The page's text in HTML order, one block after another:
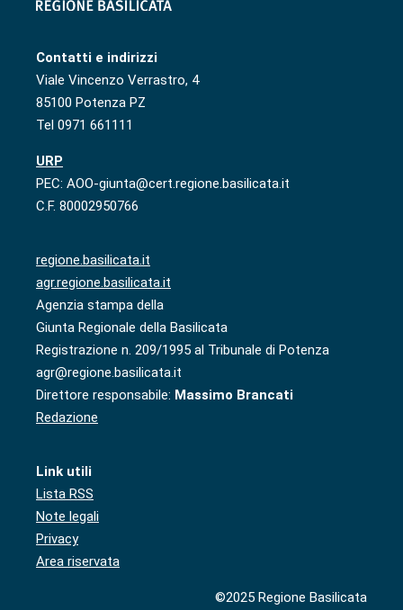
Contatti e indirizzi
Viale Vincenzo Verrastro, 4
85100 Potenza PZ
Tel 0971 661111
URP
PEC: AOO-giunta@cert.regione.basilicata.it
C.F. 80002950766
regione.basilicata.it
agr.regione.basilicata.it
Agenzia stampa della
Giunta Regionale della Basilicata
Registrazione n. 209/1995 al Tribunale di Potenza
agr@regione.basilicata.it
Direttore responsabile: Massimo Brancati
Redazione
Link utili
Lista RSS
Note legali
Privacy
Area riservata
©2025 Regione Basilicata